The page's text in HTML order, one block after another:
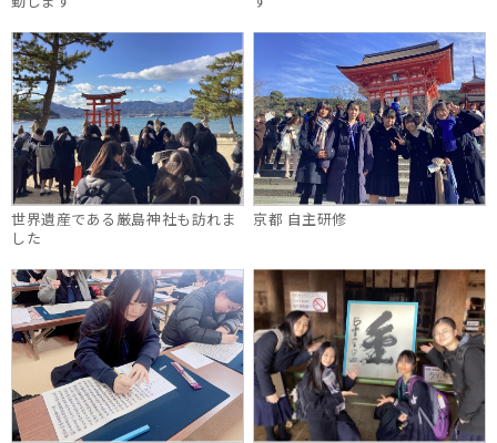
世界遺産である厳島神社も訪れま
した
京都 自主研修